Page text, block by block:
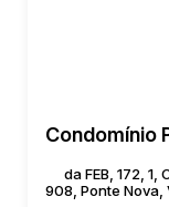
da FEB, 172,
908, Ponte Nova,